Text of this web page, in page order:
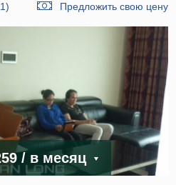
Предложить свою цену
/ в месяц